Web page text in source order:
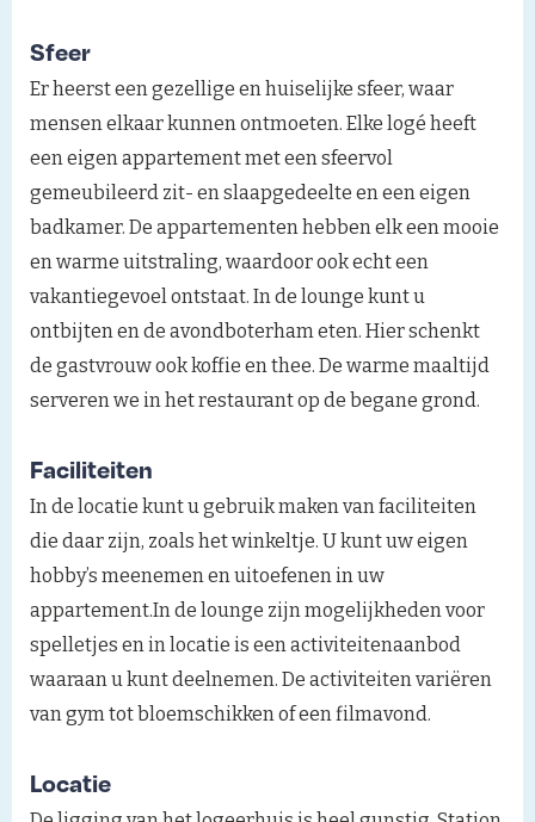
Sfeer
Er heerst een gezellige en huiselijke sfeer, waar
mensen elkaar kunnen ontmoeten. Elke logé heeft
een eigen appartement met een sfeervol
gemeubileerd zit- en slaapgedeelte en een eigen
badkamer. De appartementen hebben elk een mooie
en warme uitstraling, waardoor ook echt een
vakantiegevoel ontstaat. In de lounge kunt u
ontbijten en de avondboterham eten. Hier schenkt
de gastvrouw ook koffie en thee. De warme maaltijd
serveren we in het restaurant op de begane grond.
Faciliteiten
In de locatie kunt u gebruik maken van faciliteiten
die daar zijn, zoals het winkeltje. U kunt uw eigen
hobby’s meenemen en uitoefenen in uw
appartement.In de lounge zijn mogelijkheden voor
spelletjes en in locatie is een activiteitenaanbod
waaraan u kunt deelnemen. De activiteiten variëren
van gym tot bloemschikken of een filmavond.
Locatie